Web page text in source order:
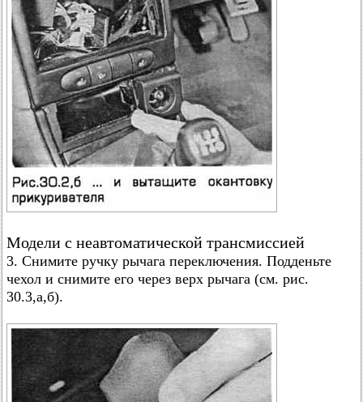
Модели с неавтоматической трансмиссией
3. Снимите ручку рычага переключения. Подденьте
чехол и снимите его через верх рычага (см. рис.
30.3,а,б).